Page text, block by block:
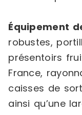
Équipement
robustes,
présentoirs
France,
caisses de
ainsi qu’une